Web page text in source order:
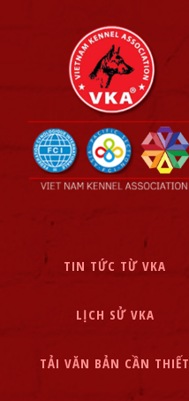
TIN TỨC TỪ VKA
LỊCH SỬ VKA
TẢI VĂN BẢN CẦN THIẾT